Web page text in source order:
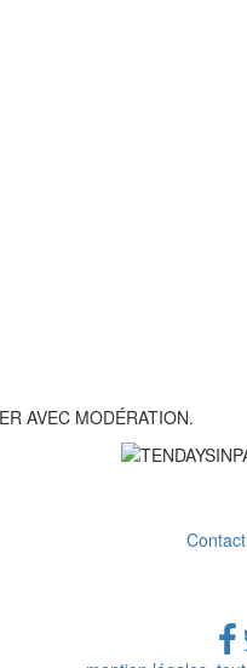
AVEC MODÉRATION.